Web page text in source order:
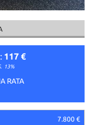
117 €
13%
RATA
7.800 €